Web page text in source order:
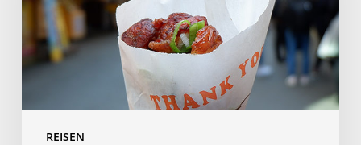
REISEN
unbedingt
probieren
solltest